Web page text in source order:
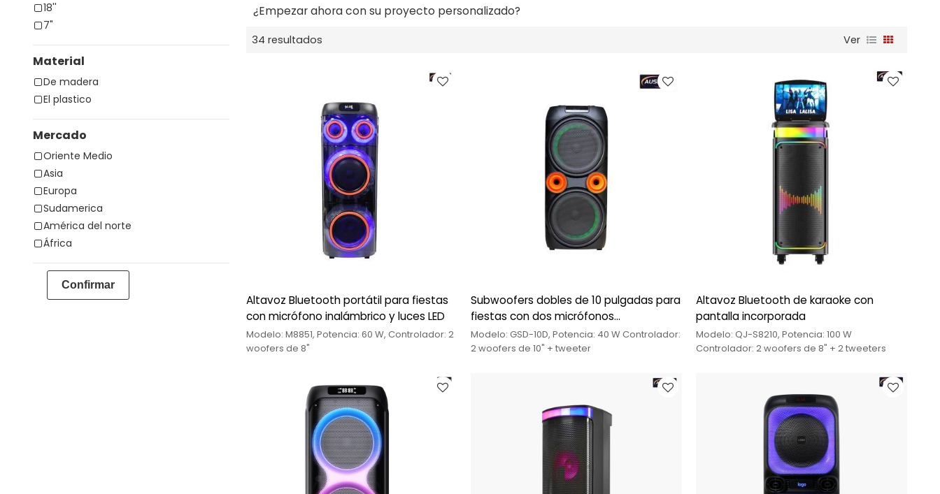
18''
7"
Material
De madera
El plastico
Mercado
Oriente Medio
Asia
Europa
Sudamerica
América del norte
África
Confirmar
¿Empezar ahora con su proyecto personalizado?
34 resultados Ver
Altavoz Bluetooth portátil para fiestas
con micrófono inalámbrico y luces LED
Modelo: M8851, Potencia: 60 W, Controlador: 2
woofers de 8"
Subwoofers dobles de 10 pulgadas para
fiestas con dos micrófonos
inalámbricos
Modelo: GSD-10D, Potencia: 40 W Controlador:
2 woofers de 10" + tweeter
Altavoz Bluetooth de karaoke con
pantalla incorporada
Modelo: QJ-S8210, Potencia: 100 W
Controlador: 2 woofers de 8" + 2 tweeters